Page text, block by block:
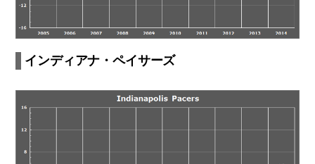
インディアナ・ペイサーズ